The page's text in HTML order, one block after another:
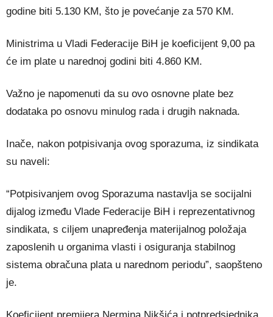
godine biti 5.130 KM, što je povećanje za 570 KM.
Ministrima u Vladi Federacije BiH je koeficijent 9,00 pa
će im plate u narednoj godini biti 4.860 KM.
Važno je napomenuti da su ovo osnovne plate bez
dodataka po osnovu minulog rada i drugih naknada.
Inače, nakon potpisivanja ovog sporazuma, iz sindikata
su naveli:
“Potpisivanjem ovog Sporazuma nastavlja se socijalni
dijalog između Vlade Federacije BiH i reprezentativnog
sindikata, s ciljem unapređenja materijalnog položaja
zaposlenih u organima vlasti i osiguranja stabilnog
sistema obračuna plata u narednom periodu”, saopšteno
je.
Koeficijent premijera Nermina Nikšića i potpredsjednika